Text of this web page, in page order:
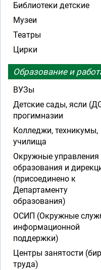
Библиотеки детские
Музеи
Театры
Цирки
Образование и
ВУЗы
Детские сады, ясли
прогимназии
Колледжи, техникумы,
училища
Окружные управления
образования и
(присоединено к
Департаменту
образования)
ОСИП (Окружные
информационной
поддержки)
Центры занятости
труда)